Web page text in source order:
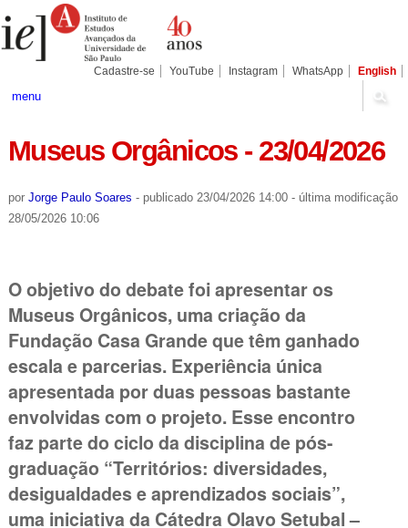
para
conteúdo.
Pessoais
Cadastre-se YouTube Instagram WhatsApp English
menu
Museus Orgânicos - 23/04/2026
por Jorge Paulo Soares - publicado23/04/2026 14:00 - última modificação
28/05/2026 10:06
O objetivo do debate foi apresentar os
Museus Orgânicos, uma criação da
Fundação Casa Grande que têm ganhado
escala e parcerias. Experiência única
apresentada por duas pessoas bastante
envolvidas com o projeto. Esse encontro
faz parte do ciclo da disciplina de pós-
graduação “Territórios: diversidades,
desigualdades e aprendizados sociais”,
uma iniciativa da Cátedra Olavo Setubal –